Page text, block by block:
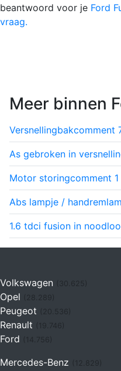
beantwoord voor je Ford
vraag.
Meer binnen
Versnellingbakcomment
As gebroken in
Motor storingcomment 1
Abs lampje /
1.6 tdci fusion in
Volkswagen (30.625)
Opel
Peugeot (20.536)
Renault (19.746)
Ford (14.756)
Mercedes-Benz